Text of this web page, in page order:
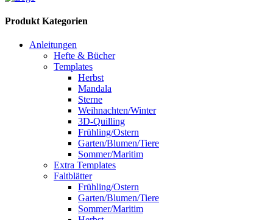
Produkt Kategorien
Anleitungen
Hefte & Bücher
Templates
Herbst
Mandala
Sterne
Weihnachten/Winter
3D-Quilling
Frühling/Ostern
Garten/Blumen/Tiere
Sommer/Maritim
Extra Templates
Faltblätter
Frühling/Ostern
Garten/Blumen/Tiere
Sommer/Maritim